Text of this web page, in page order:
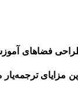
فضاهای